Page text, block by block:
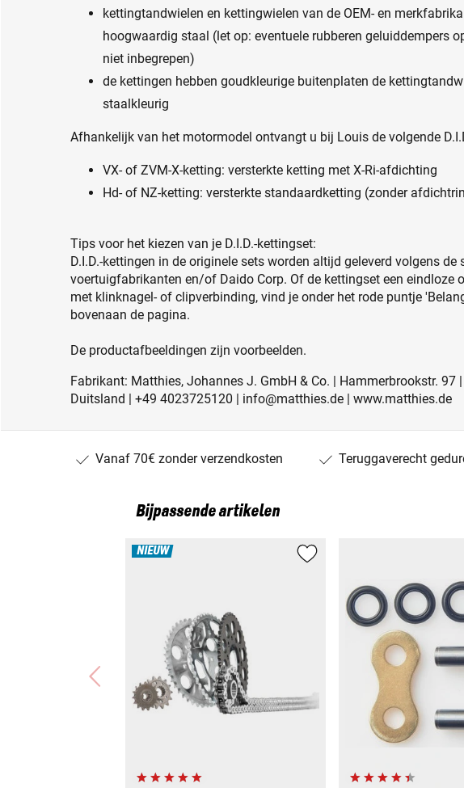
kettingtandwielen en kettingwielen van de OEM- en
hoogwaardig staal (let op: eventuele rubberen geluiddempers
niet inbegrepen)
de kettingen hebben goudkleurige buitenplaten de
staalkleurig
Afhankelijk van het motormodel ontvangt u bij Louis de volgende
VX- of ZVM-X-ketting: versterkte ketting met X-Ri-afdichting
Hd- of NZ-ketting: versterkte standaardketting (zonder
Tips voor het kiezen van je D.I.D.-kettingset:
D.I.D.-kettingen in de originele sets worden altijd geleverd volgens de
voertuigfabrikanten en/of Daido Corp. Of de kettingset een eindloze
met klinknagel- of clipverbinding, vind je onder het rode puntje
bovenaan de pagina.
De productafbeeldingen zijn voorbeelden.
Fabrikant: Matthies, Johannes J. GmbH & Co. | Hammerbrookstr. 97 |
Duitsland | +49 4023725120 | info@matthies.de | www.matthies.de
Vanaf 70€ zonder verzendkosten Teruggaverecht
Bijpassende artikelen
NIEUW